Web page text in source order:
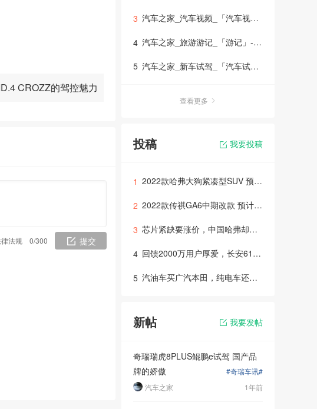
的启动和变向速度,可用
CROZZ的驾控魅力
提交
律法规 0/300
3 汽车之家_汽车视频_「汽车视频大全」-车生活
4 汽车之家_旅游游记_「游记」-车生活
5 汽车之家_新车试驾_「汽车试驾」
查看更多
投稿 我要投稿
1 2022款哈弗大狗紧凑型SUV 预计2022年初上市
2 2022款传祺GA6中期改款 预计年底或明年初推出上市
3 芯片紧缺要涨价，中国哈弗却降价！618宠粉节错过就无了！
4 回馈2000万用户厚爱，长安618拼车节火热开启！
5 汽油车买广汽本田，纯电车还是选广汽本田！绎乐凭实力圈粉
新帖 我要发帖
奇瑞瑞虎8PLUS鲲鹏e试驾 国产品
牌的娇傲
#奇瑞车讯#
1年前
汽车之家